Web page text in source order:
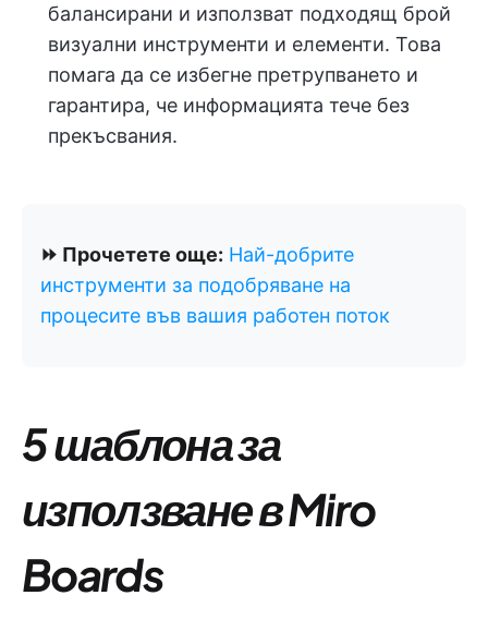
балансирани и използват подходящ брой
визуални инструменти и елементи. Това
помага да се избегне претрупването и
гарантира, че информацията тече без
прекъсвания.
⏩ Прочетете още: Най-добрите
инструменти за подобряване на
процесите във вашия работен поток
5 шаблона за
използване в Miro
Boards